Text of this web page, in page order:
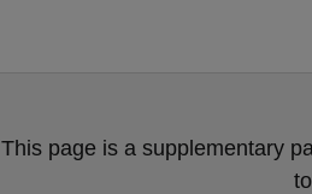
This page is a supplementary